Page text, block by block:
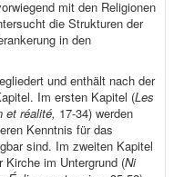
mit den Religionen
die Strukturen der
in den
und enthält nach der
Im ersten Kapitel (Les
et réalité, 17-34) werden
Kenntnis für das
sind. Im zweiten Kapitel
im Untergrund (Ni